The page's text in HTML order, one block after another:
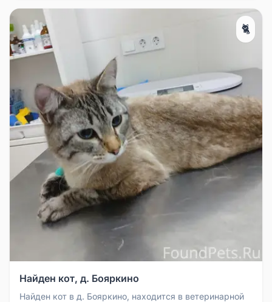
🐈
Найден кот, д. Бояркино
Найден кот в д. Бояркино, находится в ветеринарной